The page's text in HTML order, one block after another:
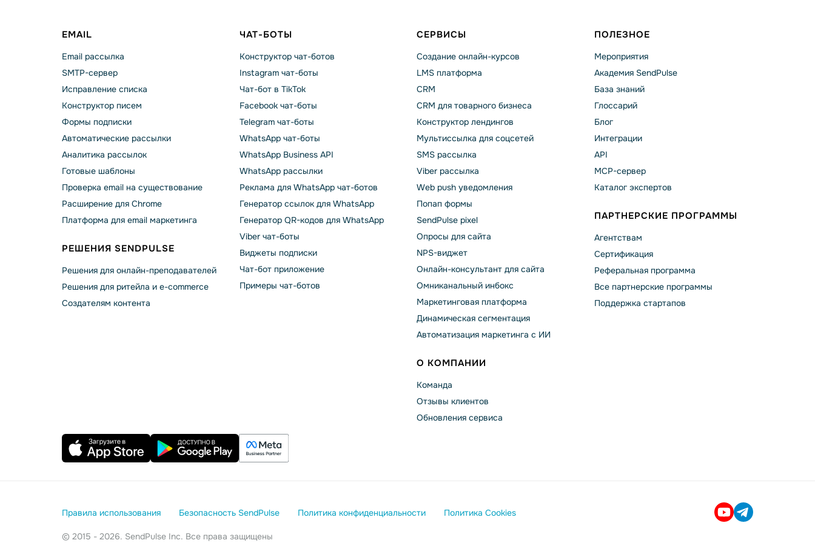
EMAIL
Email рассылка
SMTP-сервер
Исправление списка
Конструктор писем
Формы подписки
Автоматические рассылки
Аналитика рассылок
Готовые шаблоны
Проверка email на существование
Расширение для Chrome
Платформа для email маркетинга
РЕШЕНИЯ SENDPULSE
Решения для онлайн-преподавателей
Решения для ритейла и e-commerce
Создателям контента
ЧАТ-БОТЫ
Конструктор чат-ботов
Instagram чат-боты
Чат-бот в TikTok
Facebook чат-боты
Telegram чат-боты
WhatsApp чат-боты
WhatsApp Business API
WhatsApp рассылки
Реклама для WhatsApp чат-ботов
Генератор ссылок для WhatsApp
Генератор QR-кодов для WhatsApp
Viber чат-боты
Виджеты подписки
Чат-бот приложение
Примеры чат-ботов
СЕРВИСЫ
Создание онлайн-курсов
LMS платформа
CRM
CRM для товарного бизнеса
Конструктор лендингов
Мультиссылка для соцсетей
SMS рассылка
Viber рассылка
Web push уведомления
Попап формы
SendPulse pixel
Опросы для сайта
NPS-виджет
Онлайн-консультант для сайта
Омниканальный инбокс
Маркетинговая платформа
Динамическая сегментация
Автоматизация маркетинга с ИИ
О КОМПАНИИ
Команда
Отзывы клиентов
Обновления сервиса
ПОЛЕЗНОЕ
Мероприятия
Академия SendPulse
База знаний
Глоссарий
Блог
Интеграции
API
MCP-сервер
Каталог экспертов
ПАРТНЕРСКИЕ ПРОГРАММЫ
Агентствам
Сертификация
Реферальная программа
Все партнерские программы
Поддержка стартапов
Правила использования Безопасность SendPulse Политика конфиденциальности Политика Cookies
© 2015 - 2026. SendPulse Inc. Все права защищены